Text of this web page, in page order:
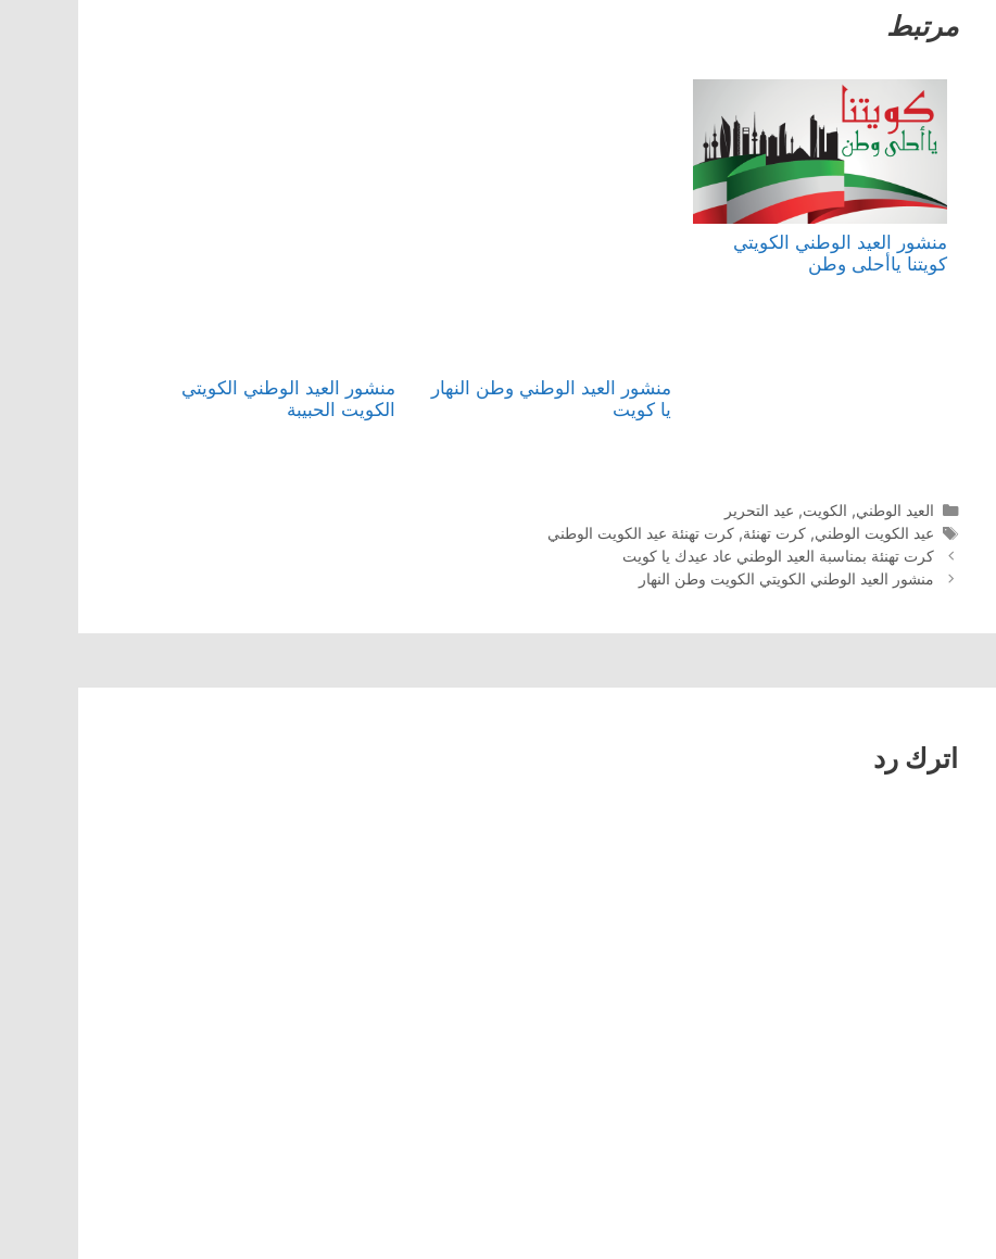
مرتبط
منشور العيد الوطني الكويتي
كويتنا ياأحلى وطن
منشور العيد الوطني وطن النهار
يا كويت
منشور العيد الوطني الكويتي
الكويت الحبيبة
التصنيفات
العيد الوطني, الكويت, عيد التحرير
الوسوم
عيد الكويت الوطني, كرت تهنئة, كرت تهنئة عيد الكويت الوطني
تصفّح
المقالات
كرت تهنئة بمناسبة العيد الوطني عاد عيدك يا كويت
منشور العيد الوطني الكويتي الكويت وطن النهار
اترك رد